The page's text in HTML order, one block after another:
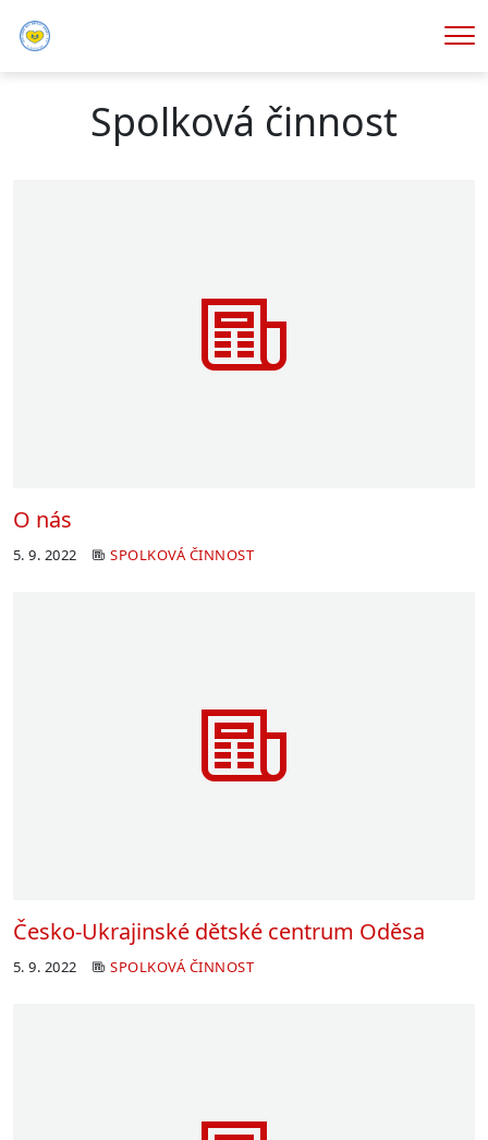
Spolková činnost
O nás
5. 9. 2022 SPOLKOVÁ ČINNOST
Česko-Ukrajinské dětské centrum Oděsa
5. 9. 2022 SPOLKOVÁ ČINNOST